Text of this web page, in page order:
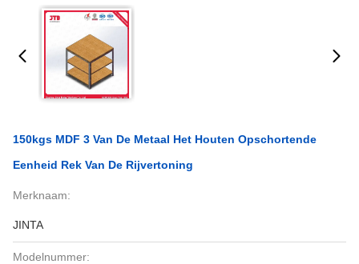
150kgs MDF 3 Van De Metaal Het Houten Opschortende
Eenheid Rek Van De Rijvertoning
Merknaam:
JINTA
Modelnummer: